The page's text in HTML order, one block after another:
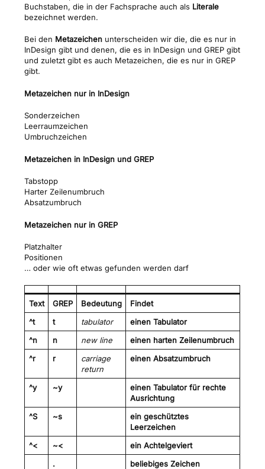
Buchstaben, die in der Fachsprache auch als Literale
bezeichnet werden.
Bei den Metazeichen unterscheiden wir die, die es nur in
InDesign gibt und denen, die es in InDesign und GREP gibt
und zuletzt gibt es auch Metazeichen, die es nur in GREP
gibt.
Metazeichen nur in InDesign
Sonderzeichen
Leerraumzeichen
Umbruchzeichen
Metazeichen in InDesign und GREP
Tabstopp
Harter Zeilenumbruch
Absatzumbruch
Metazeichen nur in GREP
Platzhalter
Positionen
… oder wie oft etwas gefunden werden darf
Text GREP Bedeutung
Findet
^t
t tabulator
einen Tabulator
^n
n new line
einen harten Zeilenumbruch
^r
r
carriage
return
einen Absatzumbruch
^y ~y
einen Tabulator für rechte
Ausrichtung
^S
~s
ein geschütztes
Leerzeichen
^<
~<
ein Achtelgeviert
.
beliebiges Zeichen